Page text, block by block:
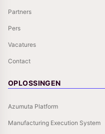
Partners
Pers
Vacatures
Contact
OPLOSSINGEN
Azumuta Platform
Manufacturing Execution System